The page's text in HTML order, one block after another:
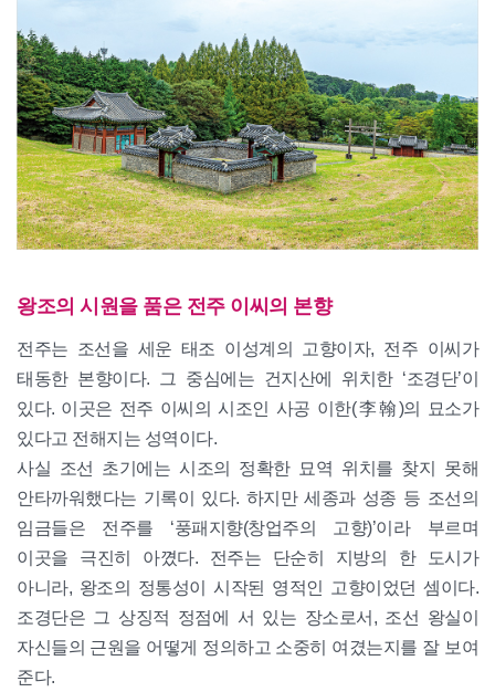
왕조의 시원을 품은 전주 이씨의 본향
전주는 조선을 세운 태조 이성계의 고향이자, 전주 이씨가
태동한 본향이다. 그 중심에는 건지산에 위치한 ‘조경단’이
있다. 이곳은 전주 이씨의 시조인 사공 이한(李翰)의 묘소가
있다고 전해지는 성역이다.
사실 조선 초기에는 시조의 정확한 묘역 위치를 찾지 못해
안타까워했다는 기록이 있다. 하지만 세종과 성종 등 조선의
임금들은 전주를 ‘풍패지향(창업주의 고향)’이라 부르며
이곳을 극진히 아꼈다. 전주는 단순히 지방의 한 도시가
아니라, 왕조의 정통성이 시작된 영적인 고향이었던 셈이다.
조경단은 그 상징적 정점에 서 있는 장소로서, 조선 왕실이
자신들의 근원을 어떻게 정의하고 소중히 여겼는지를 잘 보여
준다.